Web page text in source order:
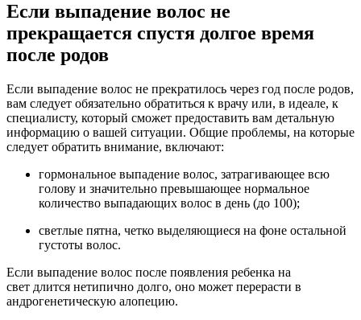
Если выпадение волос не
прекращается спустя долгое время
после родов
Если выпадение волос не прекратилось через год после родов,
вам следует обязательно обратиться к врачу или, в идеале, к
специалисту, который сможет предоставить вам детальную
информацию о вашей ситуации. Общие проблемы, на которые
следует обратить внимание, включают:
гормональное выпадение волос, затрагивающее всю
голову и значительно превышающее нормальное
количество выпадающих волос в день (до 100);
светлые пятна, четко выделяющиеся на фоне остальной
густоты волос.
Если выпадение волос после появления ребенка на
свет длится нетипично долго, оно может перерасти в
андрогенетическую алопецию.